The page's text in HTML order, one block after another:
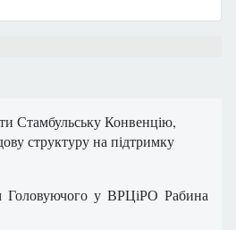
Стамбульську Конвенцію,
структуру на підтримку
Головуючого у ВРЦіРО Рабина